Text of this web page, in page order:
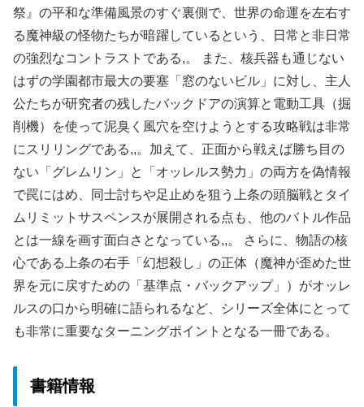
祭』の平和な準備風景のすぐ裏側で、世界の命運を左右す
る魔神級の怪物たちが暗躍しているという、日常と非日常
の強烈なコントラストである,。 また、核兵器も通じない
はずの学園都市最大の要塞「窓のないビル」に対し、主人
公たちが研究者の残したバックドアの演算と電動工具（掘
削機）を使って泥臭く風穴を空けようとする攻略戦は非常
にスリリングである,,。加えて、正面から戦えば勝ち目の
ない「グレムリン」と「オッレルス勢力」の両方を偽情報
で罠にはめ、同士討ちや足止めを狙う上条の頭脳戦とタイ
ムリミットサスペンスが展開される点も、他のバトル作品
とは一線を画す面白さとなっている,,。 さらに、物語の核
心である上条の右手「幻想殺し」の正体（魔神が歪めた世
界を元に戻すための「基準点・バックアップ」）がオッレ
ルスの口から明確に語られるなど、シリーズ全体にとって
も非常に重要なターニングポイントとなる一冊である。
書籍情報